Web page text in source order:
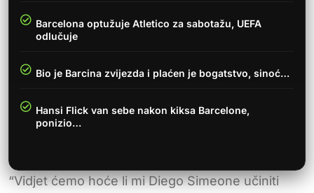
Barcelona optužuje Atletico za sabotažu, UEFA
odlučuje
Bio je Barcina zvijezda i plaćen je bogatstvo, sinoć…
Hansi Flick van sebe nakon kiksa Barcelone,
ponizio…
“Vidjet ćemo hoće li mi Diego Simeone učiniti